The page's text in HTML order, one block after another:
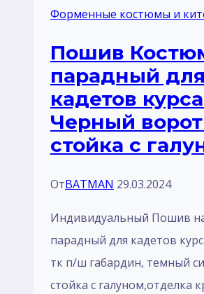
отделка
тк
п/
ш
габардин
Форменные костюмы и
Пошив
парадный для
кадетов
Черный
стойка с
ОтBATMAN 29.03.2024
Индивидуальный Пошив
парадный для кадетов
тк п/ш габардин, темный
стойка с галуном,отделка